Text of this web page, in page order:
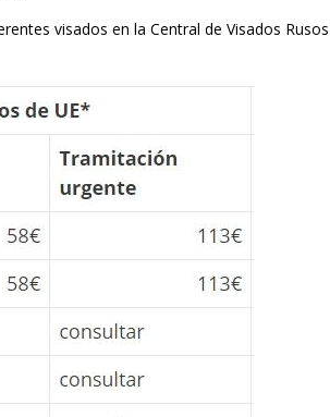
visados en la Central de Visados Rusos